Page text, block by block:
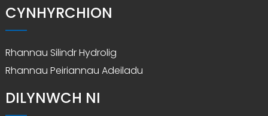
CYNHYRCHION
Rhannau Silindr Hydrolig
Rhannau Peiriannau Adeiladu
DILYNWCH NI